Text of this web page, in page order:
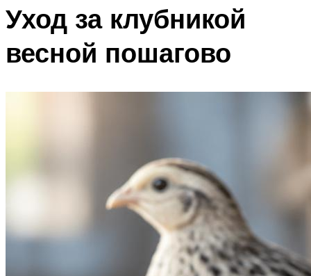
Уход за клубникой
весной пошагово